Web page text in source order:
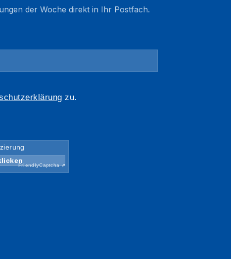
der Woche direkt in Ihr Postfach.